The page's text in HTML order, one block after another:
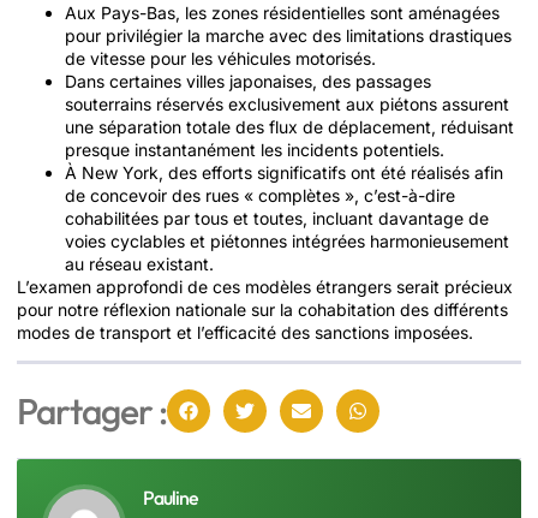
Aux Pays-Bas, les zones résidentielles sont aménagées
pour privilégier la marche avec des limitations drastiques
de vitesse pour les véhicules motorisés.
Dans certaines villes japonaises, des passages
souterrains réservés exclusivement aux piétons assurent
une séparation totale des flux de déplacement, réduisant
presque instantanément les incidents potentiels.
À New York, des efforts significatifs ont été réalisés afin
de concevoir des rues « complètes », c’est-à-dire
cohabilitées par tous et toutes, incluant davantage de
voies cyclables et piétonnes intégrées harmonieusement
au réseau existant.
L’examen approfondi de ces modèles étrangers serait précieux
pour notre réflexion nationale sur la cohabitation des différents
modes de transport et l’efficacité des sanctions imposées.
Partager :
Pauline